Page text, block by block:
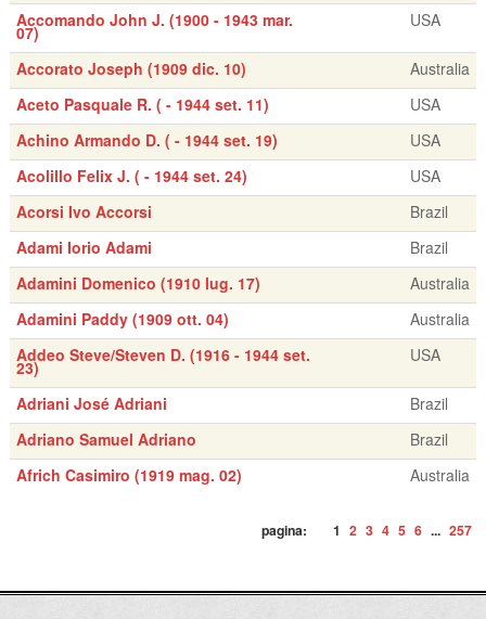
Accomando John J. (1900 - 1943 mar.
07)
USA
Accorato Joseph (1909 dic. 10)
Australia
Aceto Pasquale R. ( - 1944 set. 11)
USA
Achino Armando D. ( - 1944 set. 19)
USA
Acolillo Felix J. ( - 1944 set. 24)
USA
Acorsi Ivo Accorsi
Brazil
Adami Iorio Adami
Brazil
Adamini Domenico (1910 lug. 17)
Australia
Adamini Paddy (1909 ott. 04)
Australia
Addeo Steve/Steven D. (1916 - 1944 set.
23)
USA
Adriani José Adriani
Brazil
Adriano Samuel Adriano
Brazil
Africh Casimiro (1919 mag. 02)
Australia
pagina: 1 2 3 4 5 6 ... 257